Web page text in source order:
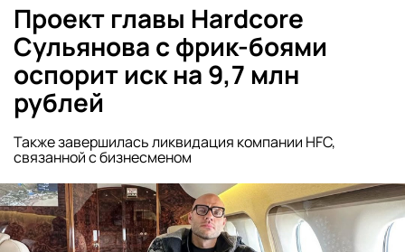
Проект главы Hardcore
Сульянова с фрик-боями
оспорит иск на 9,7 млн
рублей
Также завершилась ликвидация компании HFC,
связанной с бизнесменом